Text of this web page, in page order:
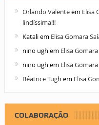
Orlando Valenteem Elisa
lindíssima!!!
Kataliem Elisa Gomara
nino ugh em Elisa
nino ugh em Elisa
Béatrice Tugh em Elisa
COLABORAÇÃO